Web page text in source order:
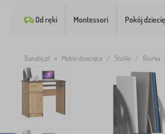
Od ręki Montessori Pokój
Banaby.pl » Meble dziecięce / Stoliki / Biurka